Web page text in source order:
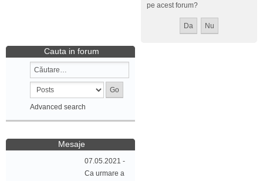
pe acest forum?
Cauta in forum
Advanced search
Mesaje
07.05.2021 -
Ca urmare a